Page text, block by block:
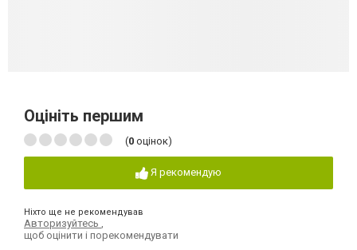
Оцініть першим
(0 оцінок)
Я рекомендую
Ніхто ще не рекомендував
Авторизуйтесь
щоб оцінити і порекомендувати